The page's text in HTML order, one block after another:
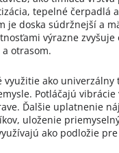
tepelné čerpadlá
je doska súdržnejší a
výrazne zvyšuje
otrasom.
využitie ako univerzálny
Potláčajú vibrácie
Ďalšie uplatnenie
uloženie
ako podložie